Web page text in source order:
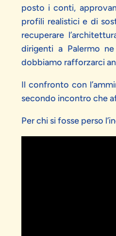
posto i conti,
profili realistici e di
recuperare
dirigenti a Palermo
dobbiamo rafforzarci
Il confronto con
secondo incontro che
Per chi si fosse perso